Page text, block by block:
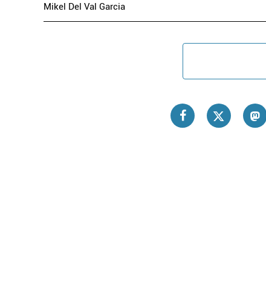
Mikel Del Val Garcia